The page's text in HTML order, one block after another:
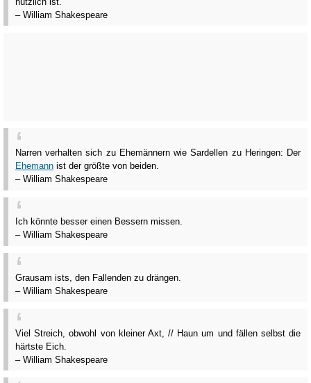
– William Shakespeare
Narren verhalten sich zu Ehemännern wie Sardellen zu Heringen: Der
Ehemann ist der größte von beiden.
– William Shakespeare
Ich könnte besser einen Bessern missen.
– William Shakespeare
Grausam ists, den Fallenden zu drängen.
– William Shakespeare
Viel Streich, obwohl von kleiner Axt, // Haun um und fällen selbst die
härtste Eich.
– William Shakespeare